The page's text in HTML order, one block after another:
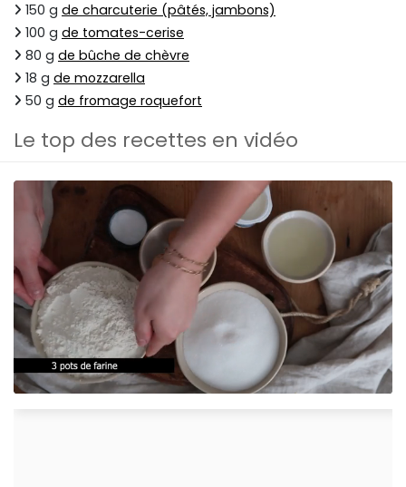
150 g de charcuterie (pâtés, jambons)
100 g de tomates-cerise
80 g de bûche de chèvre
18 g de mozzarella
50 g de fromage roquefort
Le top des recettes en vidéo